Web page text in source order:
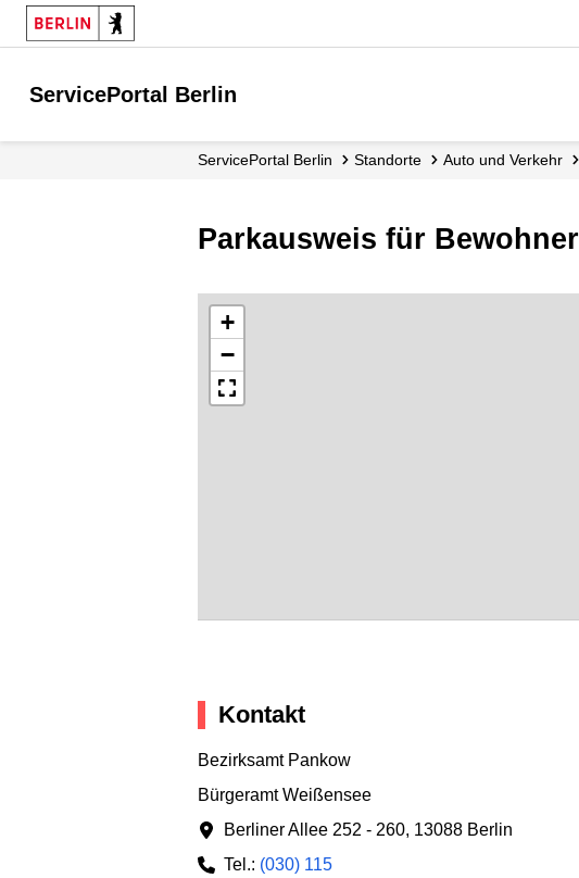
ServicePortal Berlin
ServicePortal Berlin Standorte Auto und Verkehr
Parkausweis für
+
−
Kontakt
Bezirksamt Pankow
Bürgeramt Weißensee
Berliner Allee 252 - 260, 13088 Berlin
Tel.: (030) 115